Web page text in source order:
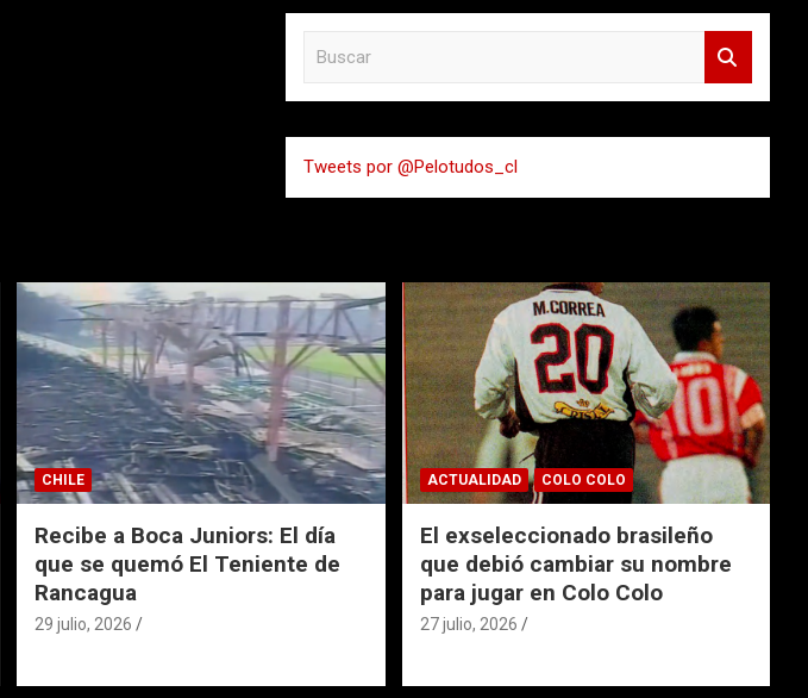
a
r
Tweets por @Pelotudos_cl
CHILE
Recibe a Boca Juniors: El día
que se quemó El Teniente de
Rancagua
29 julio, 2026
ACTUALIDAD COLO COLO
El exseleccionado brasileño
que debió cambiar su nombre
para jugar en Colo Colo
27 julio, 2026